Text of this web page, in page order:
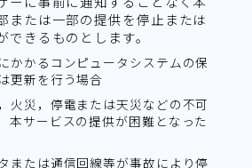
または一部の提供を停止または
できるものとします。
かかるコンピュータシステムの保
更新を行う場合
火災，停電または天災などの不可
本サービスの提供が困難となった
または通信回線等が事故により停